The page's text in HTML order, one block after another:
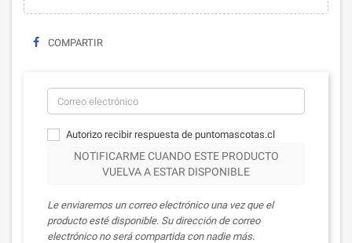
COMPARTIR
Autorizo recibir respuesta de puntomascotas.cl
NOTIFICARME CUANDO ESTE PRODUCTO
VUELVA A ESTAR DISPONIBLE
Le enviaremos un correo electrónico una vez que el
producto esté disponible. Su dirección de correo
electrónico no será compartida con nadie más.